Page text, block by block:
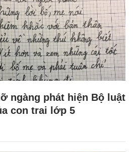
ngàng phát hiện Bộ luật
con trai lớp 5